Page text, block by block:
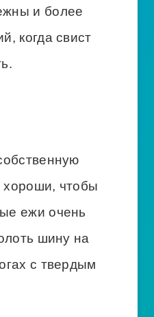
и более
когда свист
хороши, чтобы
ежи очень
шину на
с твердым